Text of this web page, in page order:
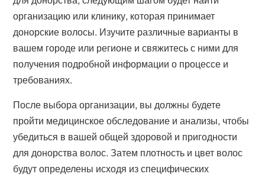
организацию или клинику, которая принимает
донорские волосы. Изучите различные варианты в
вашем городе или регионе и свяжитесь с ними для
получения подробной информации о процессе и
требованиях.
После выбора организации, вы должны будете
пройти медицинское обследование и анализы, чтобы
убедиться в вашей общей здоровой и пригодности
для донорства волос. Затем плотность и цвет волос
будут определены исходя из специфических